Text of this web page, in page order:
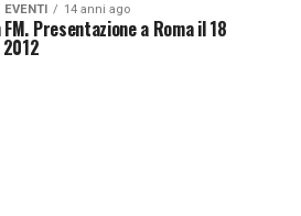
14 anni ago
Presentazione a Roma il 18